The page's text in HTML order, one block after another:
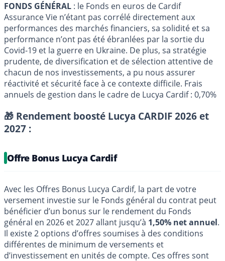
FONDS GÉNÉRAL : le Fonds en euros de Cardif
Assurance Vie n’étant pas corrélé directement aux
performances des marchés financiers, sa solidité et sa
performance n’ont pas été ébranlées par la sortie du
Covid-19 et la guerre en Ukraine. De plus, sa stratégie
prudente, de diversification et de sélection attentive de
chacun de nos investissements, a pu nous assurer
réactivité et sécurité face à ce contexte difficile. Frais
annuels de gestion dans le cadre de Lucya Cardif : 0,70%
🎁 Rendement boosté Lucya CARDIF 2026 et
2027 :
Offre Bonus Lucya Cardif
Avec les Offres Bonus Lucya Cardif, la part de votre
versement investie sur le Fonds général du contrat peut
bénéficier d’un bonus sur le rendement du Fonds
général en 2026 et 2027 allant jusqu’à 1,50% net annuel.
Il existe 2 options d’offres soumises à des conditions
différentes de minimum de versements et
d’investissement en unités de compte. Ces offres sont